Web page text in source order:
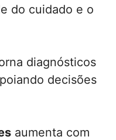
do cuidado e o
diagnósticos
decisões
aumenta com